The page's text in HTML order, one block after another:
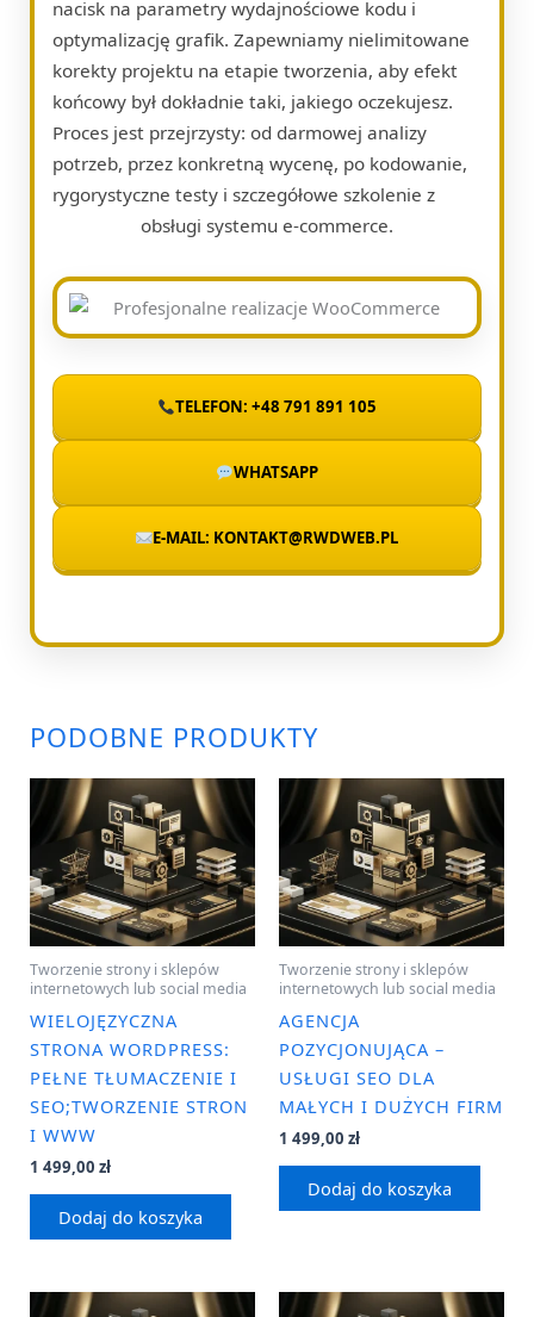
nacisk na parametry wydajnościowe kodu i
optymalizację grafik. Zapewniamy nielimitowane
korekty projektu na etapie tworzenia, aby efekt
końcowy był dokładnie taki, jakiego oczekujesz.
Proces jest przejrzysty: od darmowej analizy
potrzeb, przez konkretną wycenę, po kodowanie,
rygorystyczne testy i szczegółowe szkolenie z
obsługi systemu e-commerce.
TELEFON: +48 791 891 105
WHATSAPP
E-MAIL: KONTAKT@RWDWEB.PL
PODOBNE PRODUKTY
Tworzenie strony i sklepów
internetowych lub social media
WIELOJĘZYCZNA
STRONA WORDPRESS:
PEŁNE TŁUMACZENIE I
SEO;TWORZENIE STRON
I WWW
1 499,00 zł
Dodaj do koszyka
Tworzenie strony i sklepów
internetowych lub social media
AGENCJA
POZYCJONUJĄCA –
USŁUGI SEO DLA
MAŁYCH I DUŻYCH FIRM
1 499,00 zł
Dodaj do koszyka